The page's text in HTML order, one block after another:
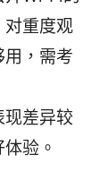
对重度观
，需考
差异较
验。